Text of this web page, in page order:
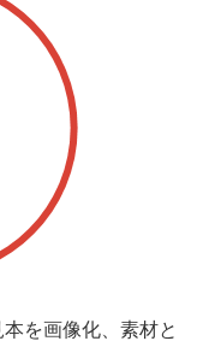
を画像化、素材と